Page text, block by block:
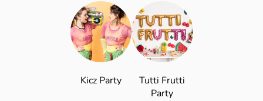
Kicz Party
Tutti Frutti
Party